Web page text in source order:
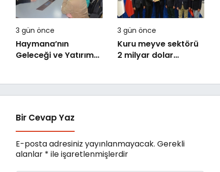
3 gün önce
Haymana’nın
Geleceği ve Yatırım
3 gün önce
Kuru meyve sektörü
2 milyar dolar
Bir Cevap Yaz
E-posta adresiniz yayınlanmayacak. Gerekli
alanlar * ile işaretlenmişlerdir